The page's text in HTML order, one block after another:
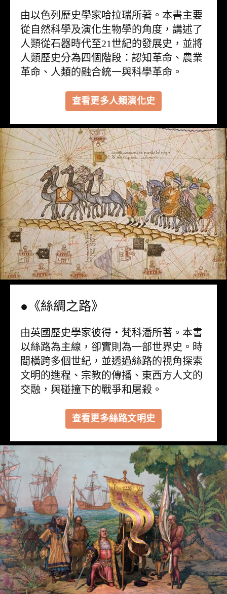
由以色列歷史學家哈拉瑞所著。本書主要
從自然科學及演化生物學的角度，講述了
人類從石器時代至21世紀的發展史，並將
人類歷史分為四個階段：認知革命、農業
革命、人類的融合統一與科學革命。
查看更多人類演化史
●《絲綢之路》
由英國歷史學家彼得・梵科潘所著。本書
以絲路為主線，卻實則為一部世界史。時
間橫跨多個世紀，並透過絲路的視角探索
文明的進程、宗教的傳播、東西方人文的
交融，與碰撞下的戰爭和屠殺。
查看更多絲路文明史